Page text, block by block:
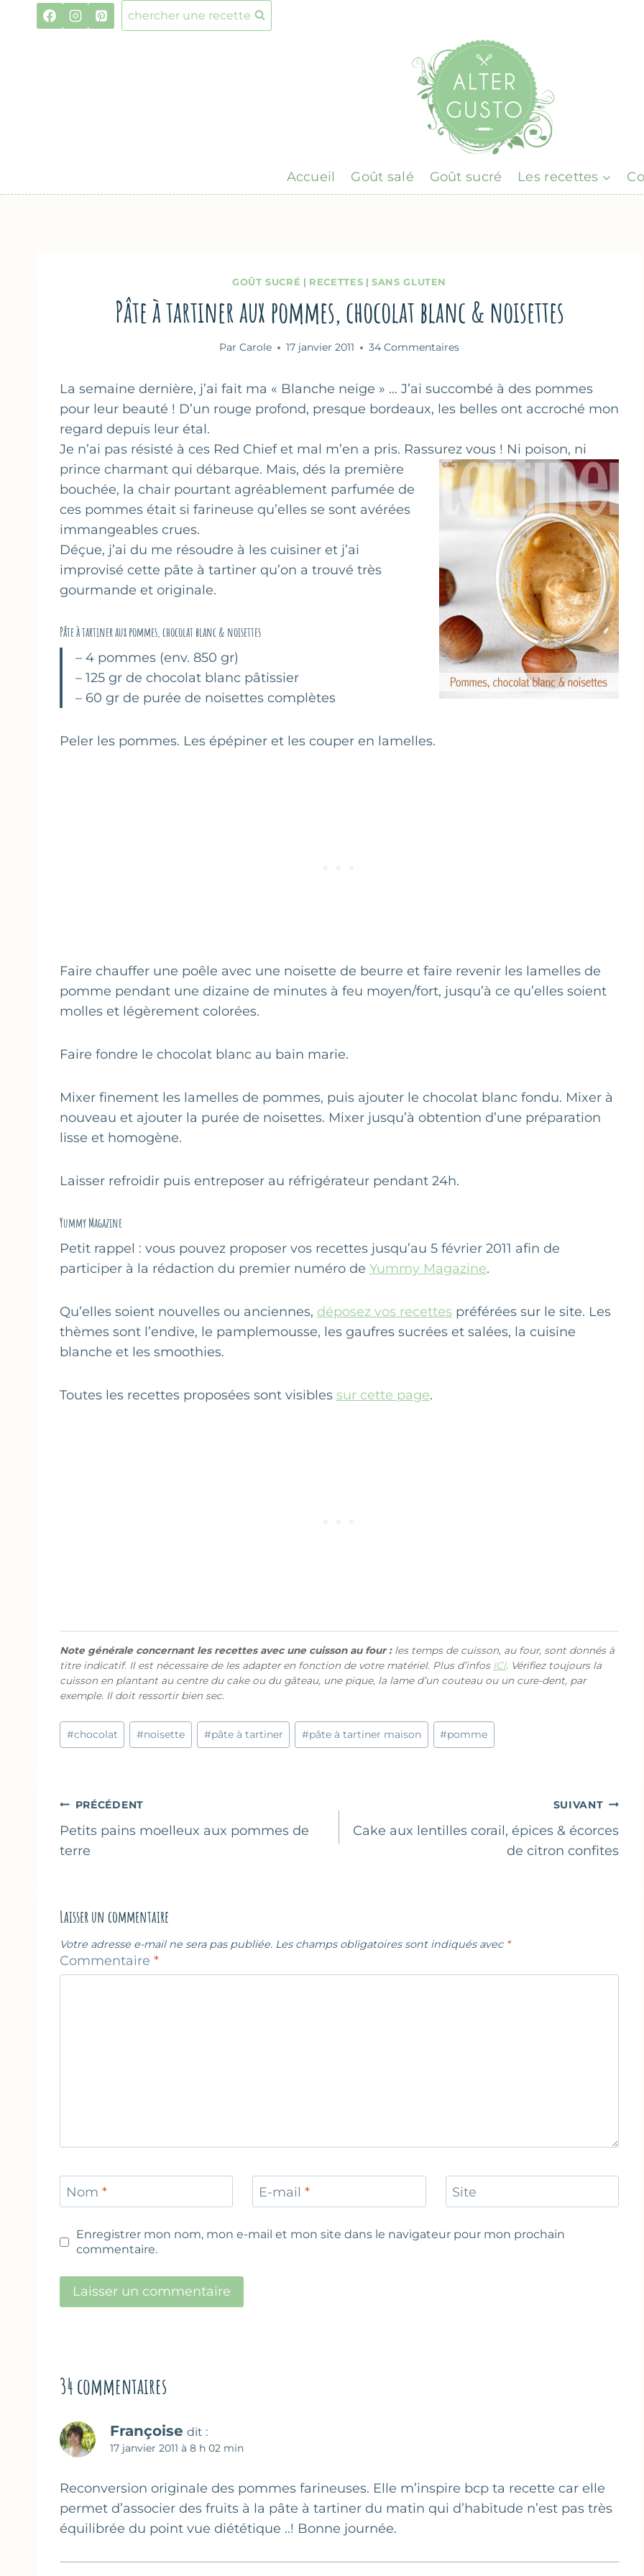
chercher une recette
Accueil Goût salé Goût sucré Les recettes
GOÛT SUCRÉ | RECETTES |SANS GLUTEN
Pâte à tartiner aux pommes, chocolat blanc & noisettes
Par Carole 17 janvier 2011 34 Commentaires
La semaine dernière, j’ai fait ma « Blanche neige » … J’ai succombé à des pommes
pour leur beauté ! D’un rouge profond, presque bordeaux, les belles ont accroché mon
regard depuis leur étal.
Je n’ai pas résisté à ces Red Chief et mal m’en a pris. Rassurez vous ! Ni poison, ni
prince charmant qui débarque. Mais, dés la première
bouchée, la chair pourtant agréablement parfumée de
ces pommes était si farineuse qu’elles se sont avérées
immangeables crues.
Déçue, j’ai du me résoudre à les cuisiner et j’ai
improvisé cette pâte à tartiner qu’on a trouvé très
gourmande et originale.
Pâte à tartiner aux pommes, chocolat blanc & noisettes
– 4 pommes (env. 850 gr)
– 125 gr de chocolat blanc pâtissier
– 60 gr de purée de noisettes complètes
Peler les pommes. Les épépiner et les couper en lamelles.
Faire chauffer une poêle avec une noisette de beurre et faire revenir les lamelles de
pomme pendant une dizaine de minutes à feu moyen/fort, jusqu’à ce qu’elles soient
molles et légèrement colorées.
Faire fondre le chocolat blanc au bain marie.
Mixer finement les lamelles de pommes, puis ajouter le chocolat blanc fondu. Mixer à
nouveau et ajouter la purée de noisettes. Mixer jusqu’à obtention d’une préparation
lisse et homogène.
Laisser refroidir puis entreposer au réfrigérateur pendant 24h.
Yummy Magazine
Petit rappel : vous pouvez proposer vos recettes jusqu’au 5 février 2011 afin de
participer à la rédaction du premier numéro de Yummy Magazine.
Qu’elles soient nouvelles ou anciennes, déposez vos recettes préférées sur le site. Les
thèmes sont l’endive, le pamplemousse, les gaufres sucrées et salées, la cuisine
blanche et les smoothies.
Toutes les recettes proposées sont visibles sur cette page.
Note générale concernant les recettes avec une cuisson au four :les temps de cuisson, au four, sont donnés à
titre indicatif. Il est nécessaire de les adapter en fonction de votre matériel. Plus d’infos ICI. Vérifiez toujours la
cuisson en plantant au centre du cake ou du gâteau, une pique, la lame d’un couteau ou un cure-dent, par
exemple. Il doit ressortir bien sec.
Étiquettes
de
#chocolat #noisette #pâte à tartiner #pâte à tartiner maison #pomme
Navigation
de
l’article
PRÉCÉDENT
Petits pains moelleux aux pommes de
terre
SUIVANT
Cake aux lentilles corail, épices & écorces
de citron confites
Laisser un commentaire
Votre adresse e-mail ne sera pas publiée. Les champs obligatoires sont indiqués avec *
Commentaire *
Nom * E-mail* Site
Enregistrer mon nom, mon e-mail et mon site dans le navigateur pour mon prochain
commentaire.
34 commentaires
Françoise dit :
17 janvier 2011 à 8 h 02 min
Reconversion originale des pommes farineuses. Elle m’inspire bcp ta recette car elle
permet d’associer des fruits à la pâte à tartiner du matin qui d’habitude n’est pas très
équilibrée du point vue diététique ..! Bonne journée.